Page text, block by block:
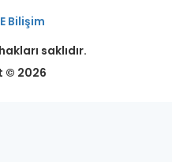
Bilişim
saklıdır.
© 2026